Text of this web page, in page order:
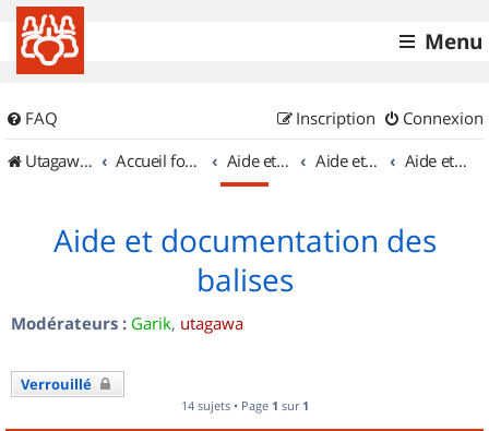
Menu
FAQ Connexion
Inscription
UtagawaVTT (Randos VTT et VTTAE avec traces GPS)
Accueil forum Aide et documentation Aide et documentation Aide et documentation des balises
Aide et documentation des
balises
Modérateurs : Garik, utagawa
Verrouillé
14 sujets • Page 1 sur 1